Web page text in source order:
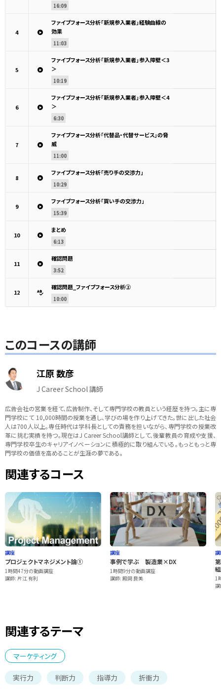
16:09
4
ファイブフォース分析「新規参入業者」経験曲線の
効果
11:03
5
ファイブフォース分析「新規参入業者」参入障壁＜3
＞
10:19
6
ファイブフォース分析「新規参入業者」参入障壁＜4
＞
6:30
7
ファイブフォース分析「代替品・代替サービス」の脅
威
11:00
8
ファイブフォース分析「売り手の交渉力」
10:29
9
ファイブフォース分析「買い手の交渉力」
15:39
10
まとめ
6:13
11
確認問題
3:52
12
確認問題_ファイブフォース分析②
10:00
このコースの講師
江原 数彦
J Career School 講師
広告会社の営業を経て、広告制作、そして専門学校の教員という経歴を持つ。主に専
門学校にて 10,000時間の授業を通し、学びの場を作り上げてきた。世に出した社会
人は700人以上。専任時代は学科長としての責務を担いながら、専門学校の授業改
革に挑む実績を持つ。現在はJ Career School講師として、後輩教員の育成や支援、
専門学校卒生のキャリアイノベーションに積極的に取り組んでいる。もっともっと専
門学校の価値を高めることが生涯の夢である。
関連するコース
講座
プロジェクトマネジメント論①
1時間47分の動画講座
講師: 片江 有利
講座
事例で学ぶ 製造業×DX
1時間9分の動画講座
講師: 殿岡 良美
1
講
関連するテーマ
マーケティング
実行力 判断力 指導力 折衝力